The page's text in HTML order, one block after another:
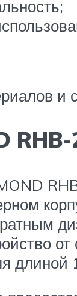
и
от
длиной